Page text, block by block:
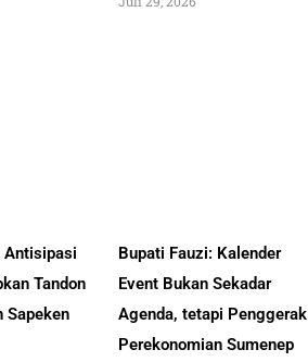
Antisipasi
Tandon
Sapeken
Bupati Fauzi: Kalender
Event Bukan Sekadar
Agenda, tetapi Penggerak
Perekonomian Sumenep